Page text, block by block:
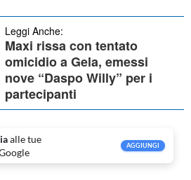
Leggi Anche:
Maxi rissa con tentato
omicidio a Gela, emessi
nove “Daspo Willy” per i
partecipanti
alle tue
AGGIUNGI